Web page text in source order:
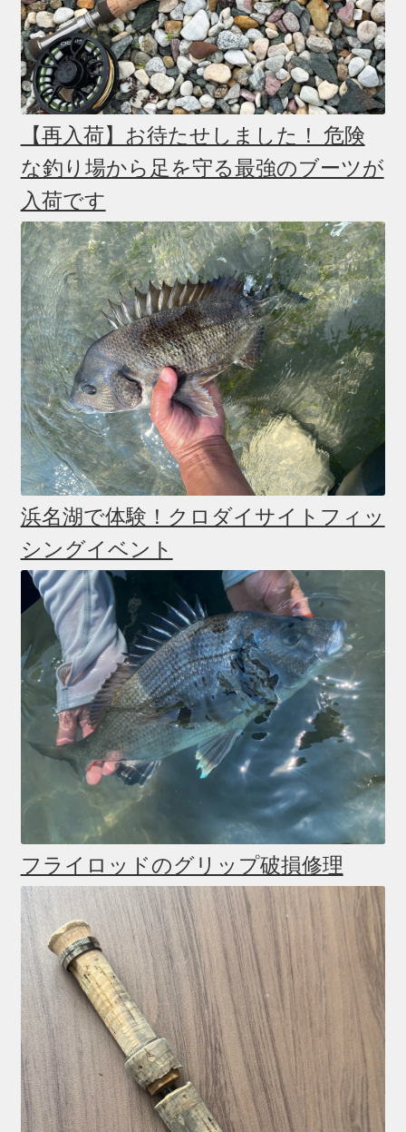
【再入荷】お待たせしました！ 危険
な釣り場から足を守る最強のブーツが
入荷です
浜名湖で体験！クロダイサイトフィッ
シングイベント
フライロッドのグリップ破損修理